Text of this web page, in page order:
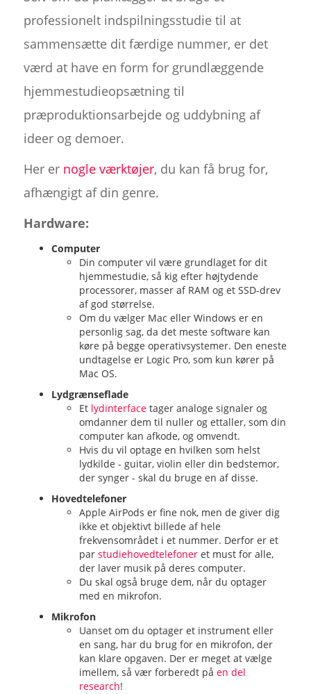
professionelt indspilningsstudie til at
sammensætte dit færdige nummer, er det
værd at have en form for grundlæggende
hjemmestudieopsætning til
præproduktionsarbejde og uddybning af
ideer og demoer.
Her er nogle værktøjer, du kan få brug for,
afhængigt af din genre.
Hardware:
Computer
Din computer vil være grundlaget for dit
hjemmestudie, så kig efter højtydende
processorer, masser af RAM og et SSD-drev
af god størrelse.
Om du vælger Mac eller Windows er en
personlig sag, da det meste software kan
køre på begge operativsystemer. Den eneste
undtagelse er Logic Pro, som kun kører på
Mac OS.
Lydgrænseflade
Et lydinterfacetager analoge signaler og
omdanner dem til nuller og ettaller, som din
computer kan afkode, og omvendt.
Hvis du vil optage en hvilken som helst
lydkilde - guitar, violin eller din bedstemor,
der synger - skal du bruge en af disse.
Hovedtelefoner
Apple AirPods er fine nok, men de giver dig
ikke et objektivt billede af hele
frekvensområdet i et nummer. Derfor er et
par studiehovedtelefoneret must for alle,
der laver musik på deres computer.
Du skal også bruge dem, når du optager
med en mikrofon.
Mikrofon
Uanset om du optager et instrument eller
en sang, har du brug for en mikrofon, der
kan klare opgaven. Der er meget at vælge
imellem, så vær forberedt på en del
research!